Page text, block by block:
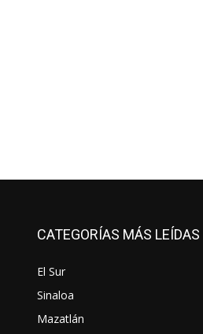
CATEGORÍAS MÁS LEÍDAS
El Sur
Sinaloa
Mazatlán